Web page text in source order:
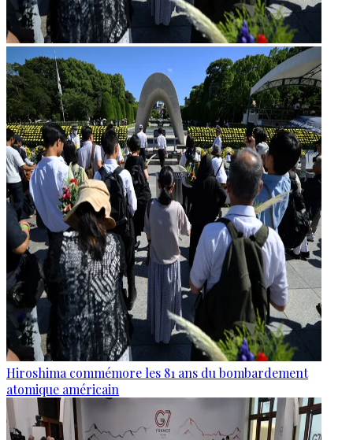
Hiroshima commémore les 81 ans du bombardement
atomique américain